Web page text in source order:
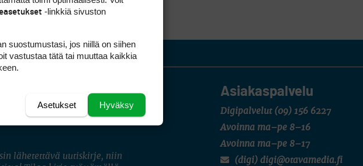
Asiakaspalvelu
Digipalvelut (09) 156 6227
Avoinna ma–pe 8–16
Avoinna ma–pe 8–17
(digi) digi@otavamedia.fi
INSTAGRAM
lähetettävä uutiskirje, niin
-linkkiä sivuston
suostumustasi, jos niillä on siihen
vastustaa tätä tai muuttaa kaikkia
Hyväksy
Asetukset